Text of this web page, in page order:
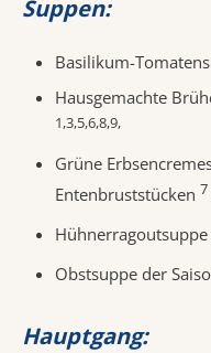
Suppen:
Basilikum-
Hausgemachte
1,3,5,6,8,9,
Grüne
Entenbruststücken 7
Obstsuppe der
Hauptgang: